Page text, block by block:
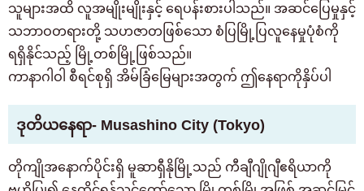
သူများအထိ လူအမျိုးမျိုးနှင့် ရေပန်းစားပါသည်။ အဆင်ပြေမှုနှင့်
သဘာဝတရားတို့ သဟဇာတဖြစ်သော စံပြမြို့ပြလူနေမှုပုံစံကို
ရရှိနိုင်သည့် မြို့တစ်မြို့ဖြစ်သည်။
ကာနာဂါဝါ စီရင်စုရှိ အိမ်ခြံမြေများအတွက် ဤနေရာကိုနှိပ်ပါ
ဒုတိယနေရာ- Musashino City (Tokyo)
တိုကျိုအနောက်ပိုင်းရှိ မူဆာရှီနိုမြို့သည် ကီချီဂျိုဂျီဧရိယာကို